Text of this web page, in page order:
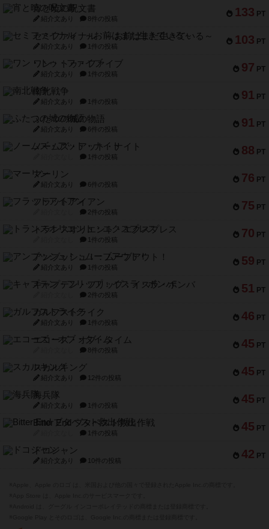
133 PT
宵と暁の呪文書
紹介文あり 8件の投稿
103 PT
セミファイナル ～お前はまだ生きている～
紹介文あり 1件の投稿
97 PT
ワン・トゥ・ファイブ
紹介文あり 1件の投稿
91 PT
南北戦争
紹介文あり 1件の投稿
91 PT
ふたつの城の物語
紹介文あり 6件の投稿
88 PT
ノームズ・アット・ナイト
1件の投稿
76 PT
マーリン
紹介文あり 6件の投稿
75 PT
フラットアイアン
2件の投稿
70 PT
トランスオリエント・エクスプレス
1件の投稿
59 PT
アンブッシュ！：ムーブアウト！
紹介文あり 1件の投稿
51 PT
キャプテン・フリップ：イスラ・ボンバ
2件の投稿
46 PT
ガルフストライク
紹介文あり 1件の投稿
45 PT
エコーズ・オブ・タイム
8件の投稿
45 PT
スカルキング
紹介文あり 12件の投稿
45 PT
海兵隊
紹介文あり 1件の投稿
45 PT
Bitter End ブタペスト救出作戦
1件の投稿
42 PT
ドコジャン
紹介文あり 10件の投稿